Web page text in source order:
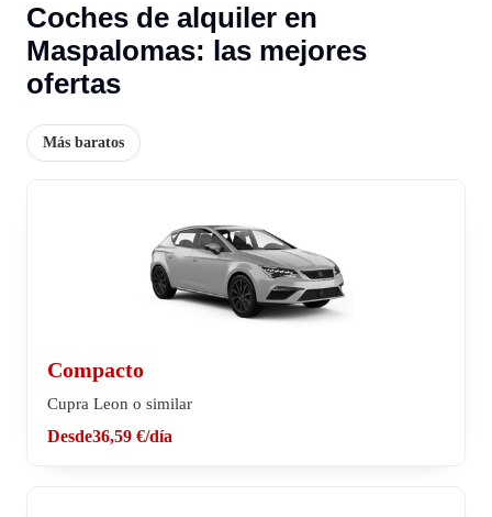
Coches de alquiler en
Maspalomas: las mejores
ofertas
Más baratos
Compacto
Cupra Leon o similar
Desde36,59 €/día